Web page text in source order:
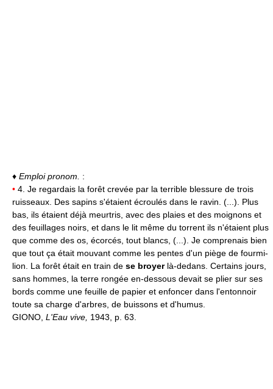
♦ Emploi pronom.
:
• 4. Je regardais la forêt crevée par la terrible blessure de trois
ruisseaux. Des sapins s'étaient écroulés dans le ravin. (...). Plus
bas, ils étaient déjà meurtris, avec des plaies et des moignons et
des feuillages noirs, et dans le lit même du torrent ils n'étaient plus
que comme des os, écorcés, tout blancs, (...). Je comprenais bien
que tout ça était mouvant comme les pentes d'un piège de fourmi-
lion. La forêt était en train de se broyerlà-dedans. Certains jours,
sans hommes, la terre rongée en-dessous devait se plier sur ses
bords comme une feuille de papier et enfoncer dans l'entonnoir
toute sa charge d'arbres, de buissons et d'humus.
GIONO, L'Eau vive, 1943, p. 63.